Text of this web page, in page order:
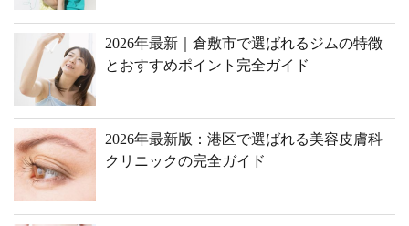
2026年最新｜倉敷市で選ばれるジムの特徴
とおすすめポイント完全ガイド
2026年最新版：港区で選ばれる美容皮膚科
クリニックの完全ガイド